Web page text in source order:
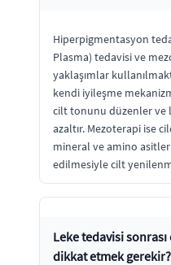
Hiperpigmentasyon
Plasma) tedavisi ve
yaklaşımlar
kendi iyileşme
cilt tonunu düzenler ve
azaltır. Mezoterapi ise
mineral ve amino
edilmesiyle cilt
Leke tedavisi
dikkat etmek gerekir?